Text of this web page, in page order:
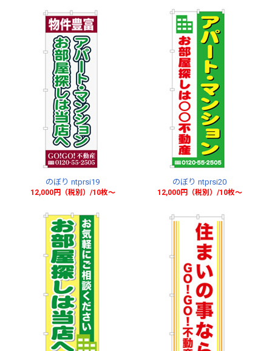
のぼり ntprsi19
12,000円（税別）/10枚〜
のぼり ntprsi20
12,000円（税別）/10枚〜